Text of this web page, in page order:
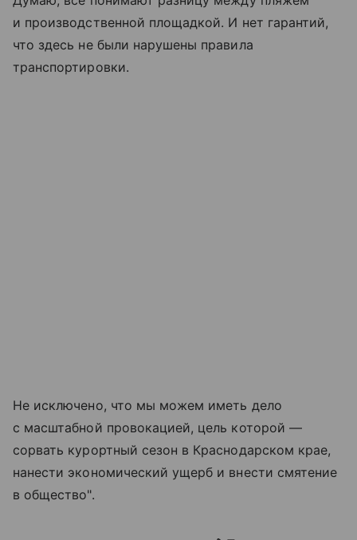
и производственной площадкой. И нет гарантий,
что здесь не были нарушены правила
транспортировки.
Не исключено, что мы можем иметь дело
с масштабной провокацией, цель которой —
сорвать курортный сезон в Краснодарском крае,
нанести экономический ущерб и внести смятение
в общество".